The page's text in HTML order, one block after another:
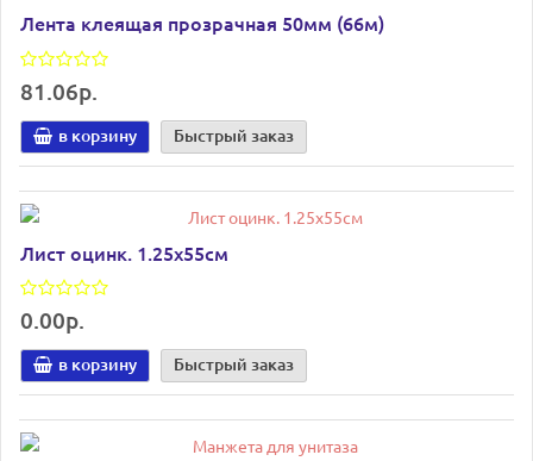
Лента клеящая прозрачная 50мм (66м)
81.06р.
в корзину Быстрый заказ
Лист оцинк. 1.25х55см
0.00р.
в корзину Быстрый заказ